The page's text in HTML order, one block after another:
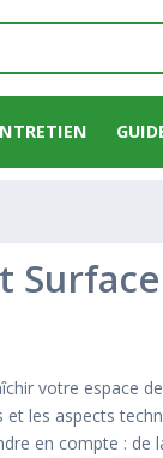
Surface
votre espace
les aspects
en compte : de